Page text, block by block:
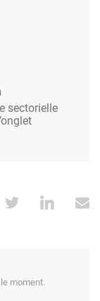
sectorielle
moment.